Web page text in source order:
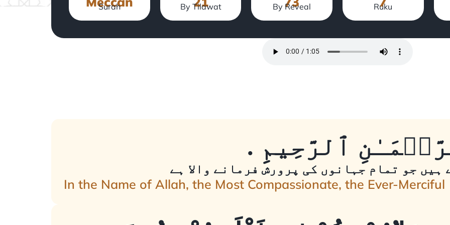
Surah By Tilawat By Reveal Ruku
ٱلرَّحِيمِِ
جو تمام جہانوں کی پرورش فرمانے والا ہے
In the Name of Allah, the Most Compassionate, the Ever-Merciful